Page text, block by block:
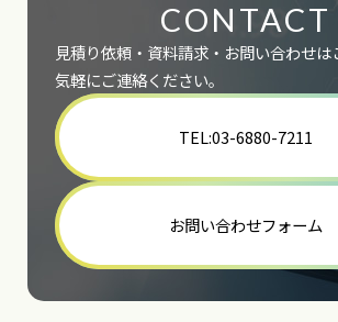
CONTACT
見積り依頼・資料請求・お問い合わせ
気軽にご連絡ください。
TEL:03-6880-7211
お問い合わせフォーム